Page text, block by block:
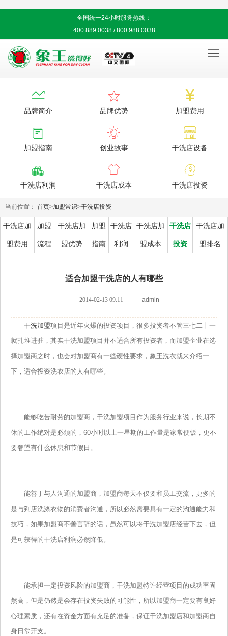
全国统一24小时服务热线：
400 889 0038 / 800 988 0038


品牌简介

品牌优势

加盟费用

加盟指南

创业故事

干洗店设备

干洗店利润

干洗店成本

干洗店投资
当前位置： 首页>加盟常识>干洗店投资
干洗店加
盟费用
加盟
流程
干洗店加
盟优势
加盟
指南
干洗店
利润
干洗店加
盟成本
干洗店
投资
干洗店加
盟排名
适合加盟干洗店的人有哪些
2014-02-13 09:11 admin
干洗加盟项目是近年火爆的投资项目，很多投资者不管三七二十一
就扎堆进驻，其实干洗加盟项目并不适合所有投资者，而加盟企业在选
择加盟商之时，也会对加盟商有一些硬性要求，象王洗衣就来介绍一
下，适合投资洗衣店的人有哪些。
能够吃苦耐劳的加盟商，干洗加盟项目作为服务行业来说，长期不
休的工作绝对是必须的，60小时以上一星期的工作量是家常便饭，更不
要奢望有什么休息和节假日。
能善于与人沟通的加盟商，加盟商每天不仅要和员工交流，更多的
是与到店洗涤衣物的消费者沟通，所以必然需要具有一定的沟通能力和
技巧，如果加盟商不善言辞的话，虽然可以将干洗加盟店经营下去，但
是可获得的干洗店利润必然降低。
能承担一定投资风险的加盟商，干洗加盟特许经营项目的成功率固
然高，但是仍然是会存在投资失败的可能性，所以加盟商一定要有良好
心理素质，还有在资金方面有充足的准备，保证干洗加盟店和加盟商自
身日常开支。